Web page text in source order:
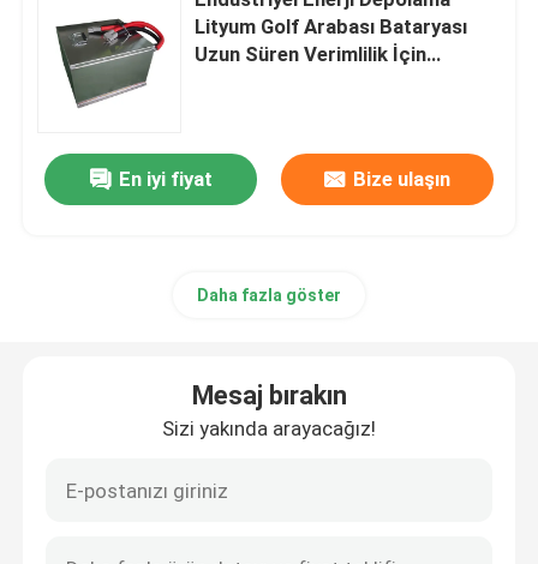
Elektrikli İstifleyici Pil
48V lityum golf arabası pil
Makaslı Kaldırma Aküsü
Lityum Golf Arabası Bataryası
Uzun Süren Verimlilik İçin
En iyi fiyat Bize ulaşın
Daha fazla göster
Mesaj bırakın
Sizi yakında arayacağız!